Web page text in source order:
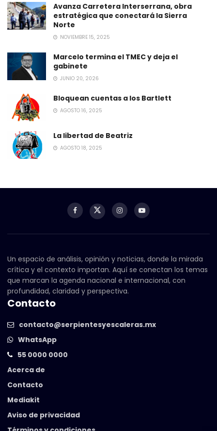
Avanza Carretera Interserrana, obra
estratégica que conectará la Sierra
Norte
NOVIEMBRE 15, 2025
Marcelo termina el TMEC y deja el
gabinete
JUNIO 20, 2026
Bloquean cuentas a los Bartlett
AGOSTO 16, 2025
La libertad de Beatriz
AGOSTO 18, 2025
Un espacio de análisis, opinión y noticias, donde la mirada
crítica y el contexto importan. Aquí se conectan los temas
que marcan la agenda nacional e internacional, con
profundidad, claridad y perspectiva.
Contacto
contacto@serpientesyescaleras.mx
WhatsApp
55 0000 0000
Acerca de
Contacto
Mediakit
Aviso de privacidad